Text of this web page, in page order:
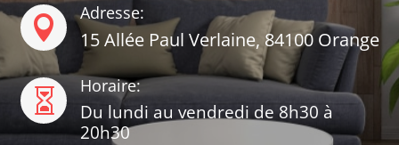

Adresse:
15 Allée Paul Verlaine, 84100 Orange

Horaire:
Du lundi au vendredi de 8h30 à
20h30